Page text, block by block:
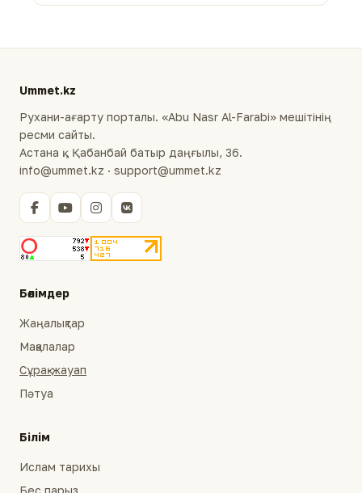
Ummet.kz
Рухани-ағарту порталы. «Abu Nasr Al-Farabi» мешітінің
ресми сайты.
Астана қ., Қабанбай батыр даңғылы, 36.
info@ummet.kz · support@ummet.kz
Бөлімдер
Жаңалықтар
Мақалалар
Сұрақ-жауап
Пәтуа
Білім
Ислам тарихы
Бес парыз